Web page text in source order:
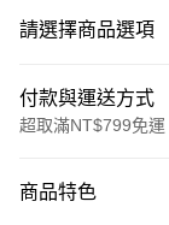
請選擇商品選項
付款與運送方式
超取滿NT$799免運
信用卡一次付款
商品特色